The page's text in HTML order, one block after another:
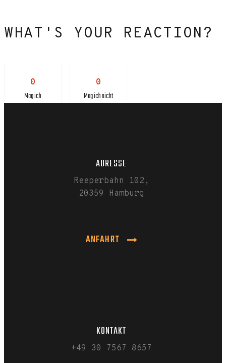
WHAT'S YOUR REACTION?
0
Mag ich
0
Mag ich nicht
ADRESSE
Reeperbahn 102,
20359 Hamburg
ANFAHRT
KONTAKT
+49 30 7567 8657